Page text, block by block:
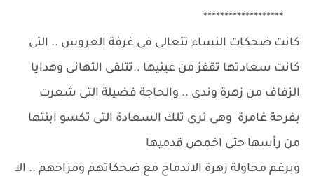
*******************
كانت ضحكات النساء تتعالى فى غرفة العروس .. التى
كانت سعادتها تقفز من عينيها ..تتلقى التهانى وهدايا
الزفاف من زهرة وندى .. والحاجة فضيلة التى شعرت
بفرحة غامرة وهى ترى تلك السعادة التى تكسو ابنتها
من رأسها حتى اخمص قدميها
وبرغم محاولة زهرة الاندماج مع ضحكاتهم ومزاحهم .. الا